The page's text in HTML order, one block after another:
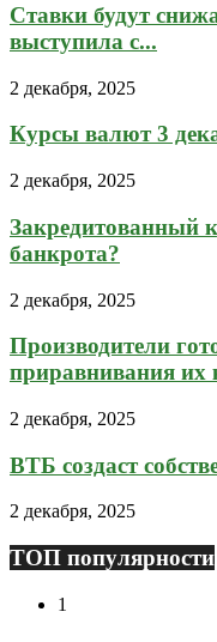
Ставки будут
выступила с...
2 декабря, 2025
Курсы валют 3
2 декабря, 2025
Закредитованный
банкрота?
2 декабря, 2025
Производители
приравнивания их
2 декабря, 2025
ВТБ создаст
2 декабря, 2025
ТОП популярности
1